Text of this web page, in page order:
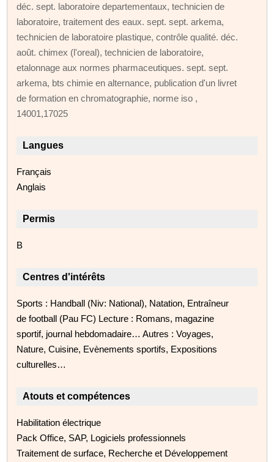
déc. sept. laboratoire departementaux, technicien de
laboratoire, traitement des eaux. sept. sept. arkema,
technicien de laboratoire plastique, contrôle qualité. déc.
août. chimex (l'oreal), technicien de laboratoire,
etalonnage aux normes pharmaceutiques. sept. sept.
arkema, bts chimie en alternance, publication d'un livret
de formation en chromatographie, norme iso ,
14001,17025
Langues
Français
Anglais
Permis
B
Centres d'intérêts
Sports : Handball (Niv: National), Natation, Entraîneur
de football (Pau FC) Lecture : Romans, magazine
sportif, journal hebdomadaire… Autres : Voyages,
Nature, Cuisine, Evènements sportifs, Expositions
culturelles…
Atouts et compétences
Habilitation électrique
Pack Office, SAP, Logiciels professionnels
Traitement de surface, Recherche et Développement